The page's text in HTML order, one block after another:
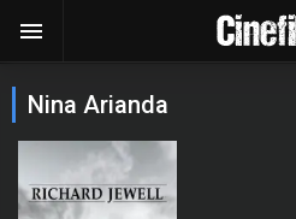
Nina Arianda